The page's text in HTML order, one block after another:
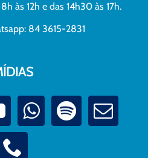
às 12h e das 14h30 às 17h.
84 3615-2831